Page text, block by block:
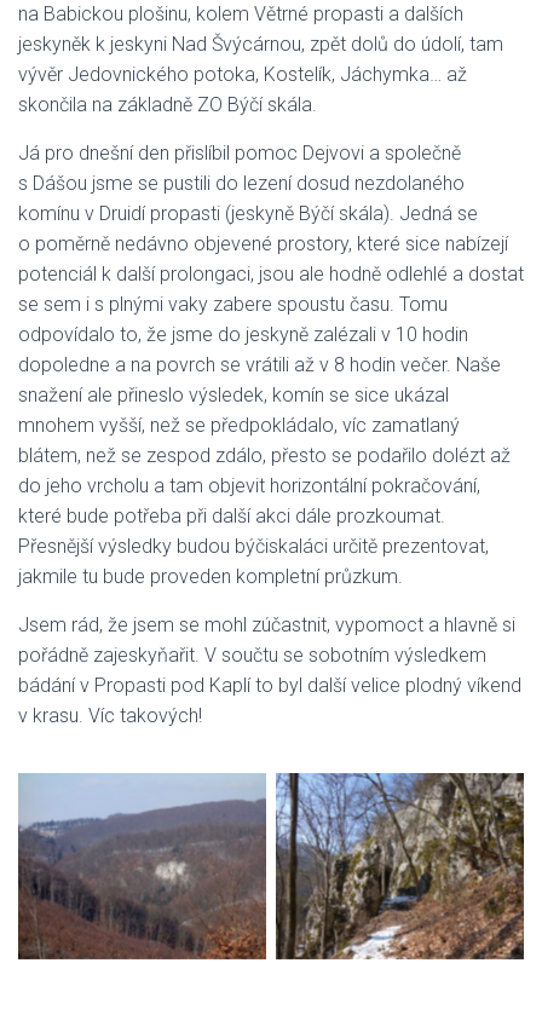
na Babickou plošinu, kolem Větrné propasti a dalších
jeskyněk k jeskyni Nad Švýcárnou, zpět dolů do údolí, tam
vývěr Jedovnického potoka, Kostelík, Jáchymka… až
skončila na základně ZO Býčí skála.
Já pro dnešní den přislíbil pomoc Dejvovi a společně
s Dášou jsme se pustili do lezení dosud nezdolaného
komínu v Druidí propasti (jeskyně Býčí skála). Jedná se
o poměrně nedávno objevené prostory, které sice nabízejí
potenciál k další prolongaci, jsou ale hodně odlehlé a dostat
se sem i s plnými vaky zabere spoustu času. Tomu
odpovídalo to, že jsme do jeskyně zalézali v 10 hodin
dopoledne a na povrch se vrátili až v 8 hodin večer. Naše
snažení ale přineslo výsledek, komín se sice ukázal
mnohem vyšší, než se předpokládalo, víc zamatlaný
blátem, než se zespod zdálo, přesto se podařilo dolézt až
do jeho vrcholu a tam objevit horizontální pokračování,
které bude potřeba při další akci dále prozkoumat.
Přesnější výsledky budou býčiskaláci určitě prezentovat,
jakmile tu bude proveden kompletní průzkum.
Jsem rád, že jsem se mohl zúčastnit, vypomoct a hlavně si
pořádně zajeskyňařit. V součtu se sobotním výsledkem
bádání v Propasti pod Kaplí to byl další velice plodný víkend
v krasu. Víc takových!